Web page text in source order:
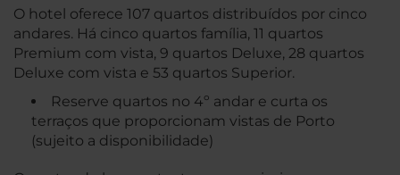
O hotel oferece 107 quartos distribuídos por cinco
andares. Há cinco quartos família, 11 quartos
Premium com vista, 9 quartos Deluxe, 28 quartos
Deluxe com vista e 53 quartos Superior.
Reserve quartos no 4º andar e curta os
terraços que proporcionam vistas de Porto
(sujeito a disponibilidade)